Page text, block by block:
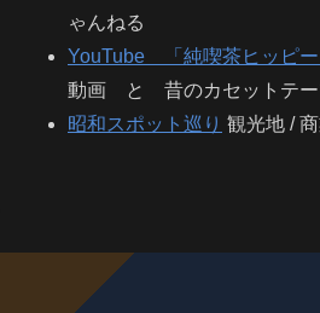
ゃんねる
YouTube 「純喫茶ヒッピー
動画 と 昔のカセットテー
昭和スポット巡り 観光地 /